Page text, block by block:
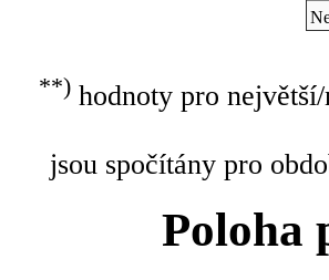
**)hodnoty pro
jsou spočítány pro
Poloha